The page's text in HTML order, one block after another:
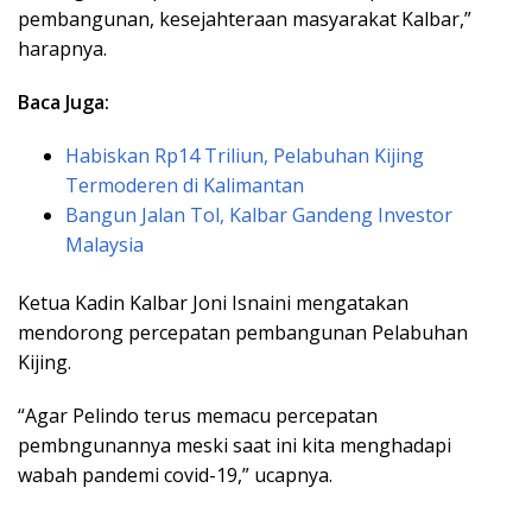
pembangunan, kesejahteraan masyarakat Kalbar,”
harapnya.
Baca Juga:
Habiskan Rp14 Triliun, Pelabuhan Kijing
Termoderen di Kalimantan
Bangun Jalan Tol, Kalbar Gandeng Investor
Malaysia
Ketua Kadin Kalbar Joni Isnaini mengatakan
mendorong percepatan pembangunan Pelabuhan
Kijing.
“Agar Pelindo terus memacu percepatan
pembngunannya meski saat ini kita menghadapi
wabah pandemi covid-19,” ucapnya.